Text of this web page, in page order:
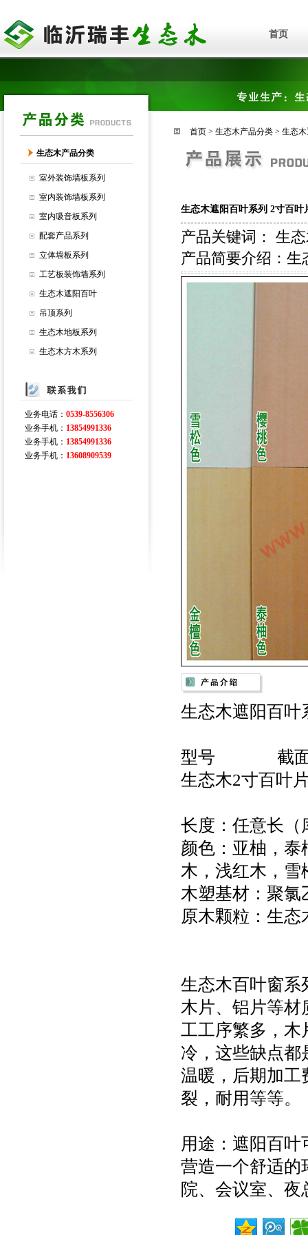
首页
生态木产品分类
室外装饰墙板系列
室内装饰墙板系列
室内吸音板系列
配套产品系列
立体墙板系列
工艺板装饰墙系列
生态木遮阳百叶
吊顶系列
生态木地板系列
生态木方木系列
业务电话： 0539-8556306
业务手机： 13854991336
业务手机： 13854991336
业务手机： 13608909539
首页> 生态木产品分类> 生态
生态木遮阳百叶系列 2寸百叶
产品关键词： 生
产品简要介绍：生
生态木遮阳百叶
型号 截面
生态木2寸百叶
长度：任意长（
颜色：亚柚，泰
木，浅红木，雪
木塑基材：聚氯
原木颗粒：生
生态木百叶窗系
木片、铝片等材
工工序繁多，木
冷，这些缺点都
温暖，后期加工
裂，耐用等等。
用途：遮阳百
营造一个舒适的
院、会议室、夜